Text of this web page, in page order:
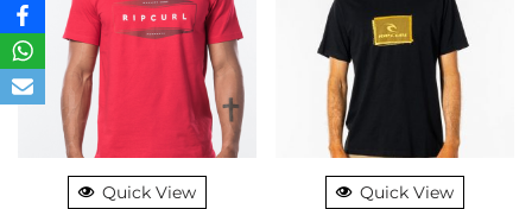
Quick View Quick View